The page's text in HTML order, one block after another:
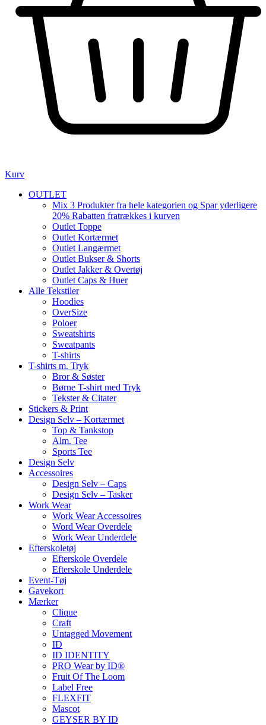
Kurv
OUTLET
Mix 3 Produkter fra hele kategorien og Spar yderligere
20% Rabatten fratrækkes i kurven
Outlet Toppe
Outlet Kortærmet
Outlet Langærmet
Outlet Bukser & Shorts
Outlet Jakker & Overtøj
Outlet Caps & Huer
Alle Tekstiler
Hoodies
OverSize
Poloer
Sweatshirts
Sweatpants
T-shirts
T-shirts m. Tryk
Bror & Søster
Børne T-shirt med Tryk
Tekster & Citater
Stickers & Print
Design Selv – Kortærmet
Top & Tankstop
Alm. Tee
Sports Tee
Design Selv
Accessoires
Design Selv – Caps
Design Selv – Tasker
Work Wear
Work Wear Accessoires
Word Wear Overdele
Work Wear Underdele
Efterskoletøj
Efterskole Overdele
Efterskole Underdele
Event-Tøj
Gavekort
Mærker
Clique
Craft
Untagged Movement
ID
ID IDENTITY
PRO Wear by ID®
Fruit Of The Loom
Label Free
FLEXFIT
Mascot
GEYSER BY ID